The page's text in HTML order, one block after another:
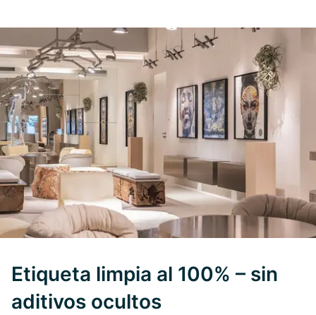
Etiqueta limpia al 100% – sin
aditivos ocultos